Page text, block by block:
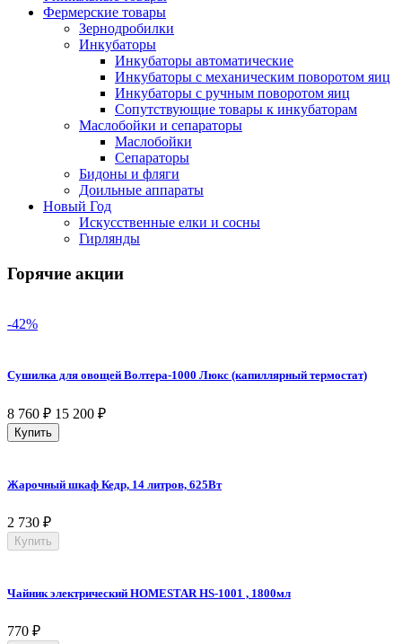
Фермерские товары
Зернодробилки
Инкубаторы
Инкубаторы автоматические
Инкубаторы с механическим поворотом яиц
Инкубаторы с ручным поворотом яиц
Сопутствующие товары к инкубаторам
Маслобойки и сепараторы
Маслобойки
Сепараторы
Бидоны и фляги
Доильные аппараты
Новый Год
Искусственные елки и сосны
Гирлянды
Горячие акции
-42%
Сушилка для овощей Волтера-1000 Люкс (капиллярный термостат)
8 760 ₽ 15 200 ₽
Купить
Жарочный шкаф Кедр, 14 литров, 625Вт
2 730 ₽
Купить
Чайник электрический HOMESTAR HS-1001 , 1800мл
770 ₽